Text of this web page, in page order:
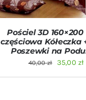
Pościel 3D 160×200
częściowa Kółeczka
Poszewki na
40,00zł
Pierwotna
35,00 zł